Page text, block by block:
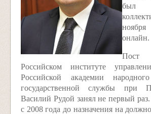
был
онлайн.
Российском институте
Российской академии
государственной службы при
Василий Рудой занял не первый
с 2008 года до назначения на